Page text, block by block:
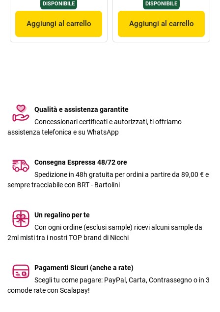
DISPONIBILE
Aggiungi al carrello
DISPONIBILE
Aggiungi al carrello
Qualità e assistenza garantite
Concessionari certificati e autorizzati, ti offriamo
assistenza telefonica e su WhatsApp
Consegna Espressa 48/72 ore
Spedizione in 48h gratuita per ordini a partire da 89,00 € e
sempre tracciabile con BRT - Bartolini
Un regalino per te
Con ogni ordine (esclusi sample) ricevi alcuni sample da
2ml misti tra i nostri TOP brand di Nicchi
Pagamenti Sicuri (anche a rate)
Scegli tu come pagare: PayPal, Carta, Contrassegno o in 3
comode rate con Scalapay!